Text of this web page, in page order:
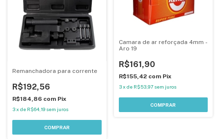
Remanchadora para corrente
R$192,56
R$184,86 com Pix
3x de R$64,19 sem juros
Camara de ar reforçada 4mm -
Aro 19
R$161,90
R$155,42 com Pix
3 x de R$53,97 sem juros